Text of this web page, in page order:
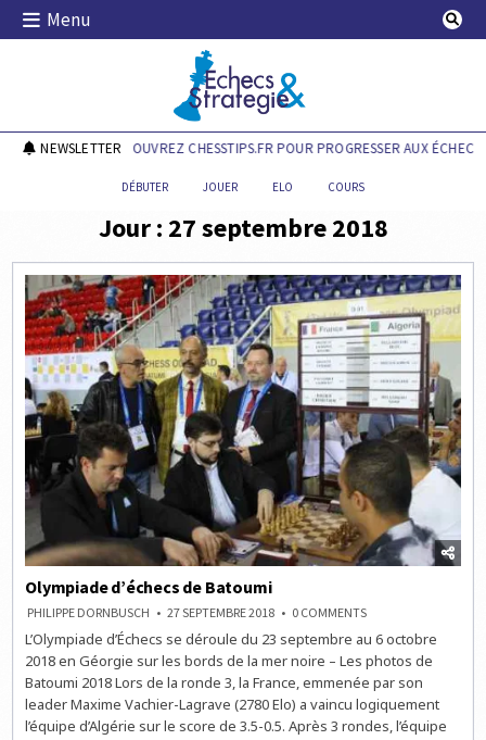
Skip
Menu
Echecs & Stratégie
NEWSLETTERDÉCOUVREZ CHESSTIPS.FR POUR PROGRESSER AUX ÉCHECS !
DÉBUTER JOUER ELO COURS
Jour : 27 septembre 2018
Olympiade d’échecs de Batoumi
PHILIPPE DORNBUSCH 27 SEPTEMBRE 2018 0 COMMENTSON
D’ÉCHECS
DE
BATOUMI
L’Olympiade d’Échecs se déroule du 23 septembre au 6 octobre
2018 en Géorgie sur les bords de la mer noire – Les photos de
Batoumi 2018 Lors de la ronde 3, la France, emmenée par son
leader Maxime Vachier-Lagrave (2780 Elo) a vaincu logiquement
l’équipe d’Algérie sur le score de 3.5-0.5. Après 3 rondes, l’équipe